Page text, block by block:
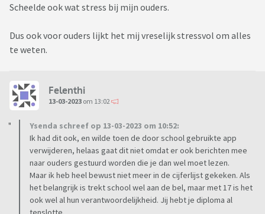
Scheelde ook wat stress bij mijn ouders.
Dus ook voor ouders lijkt het mij vreselijk stressvol om alles
te weten.
Felenthi
13-03-2023 om 13:02
Ysenda schreef op 13-03-2023 om 10:52:
Ik had dit ook, en wilde toen de door school gebruikte app
verwijderen, helaas gaat dit niet omdat er ook berichten mee
naar ouders gestuurd worden die je dan wel moet lezen.
Maar ik heb heel bewust niet meer in de cijferlijst gekeken. Als
het belangrijk is trekt school wel aan de bel, maar met 17 is het
ook wel al hun verantwoordelijkheid. Jij hebt je diploma al